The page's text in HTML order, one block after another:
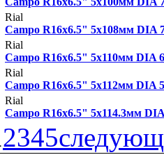
Rial
Campo R16x6.5" 5x108мм DIA
Rial
Campo R16x6.5" 5x110мм DIA
Rial
Campo R16x6.5" 5x112мм DIA
Rial
Campo R16x6.5" 5x114.3мм
2345